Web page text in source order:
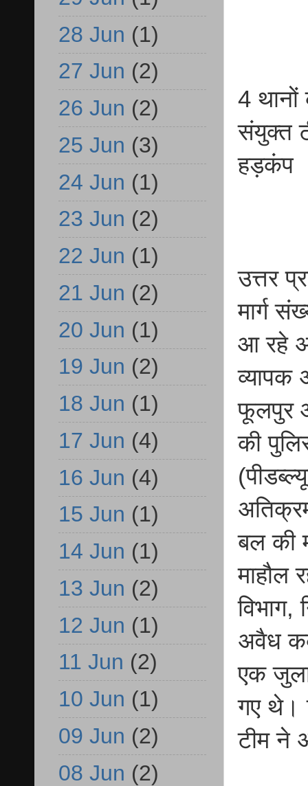
4 थानों
संयुक्त
हड़कंप
उत्तर
मार्ग
आ रहे
व्यापक
फूलपुर
की
बल की
माहौल
विभाग,
अवैध
एक
गए थे।
टीम ने
28 Jun (1)
27 Jun (2)
26 Jun (2)
25 Jun (3)
24 Jun (1)
23 Jun (2)
22 Jun (1)
21 Jun (2)
20 Jun (1)
19 Jun (2)
18 Jun (1)
17 Jun (4)
16 Jun (4)
15 Jun (1)
14 Jun (1)
13 Jun (2)
12 Jun (1)
11 Jun (2)
10 Jun (1)
09 Jun (2)
08 Jun (2)